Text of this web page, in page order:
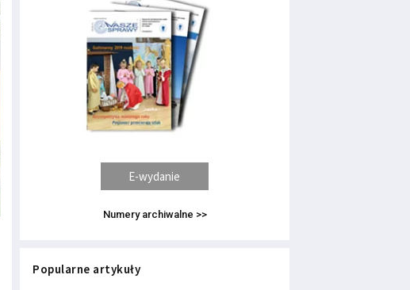
E-wydanie
Numery archiwalne >>
Popularne artykuły